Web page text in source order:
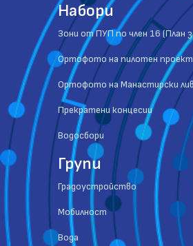
Набори
Зони от ПУП по член 16 (План
Ортофото на пилотен проект
Ортофото на Манастирски
Прекратени концесии
Водосбори
Групи
Градоустройство
Мобилност
Вода